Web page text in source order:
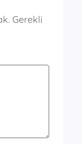
Gerekli